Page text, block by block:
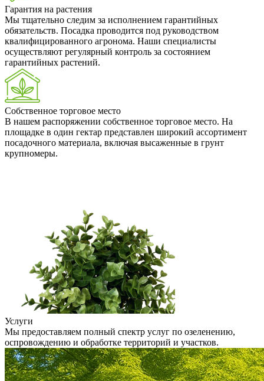
Гарантия на растения
Мы тщательно следим за исполнением гарантийных
обязательств. Посадка проводится под руководством
квалифицированного агронома. Наши специалисты
осуществляют регулярный контроль за состоянием
гарантийных растений.
Собственное торговое место
В нашем распоряжении собственное торговое место. На
площадке в один гектар представлен широкий ассортимент
посадочного материала, включая высаженные в грунт
крупномеры.
Услуги
Мы предоставляем полный спектр услуг по озеленению,
оспровождению и обработке территорий и участков.